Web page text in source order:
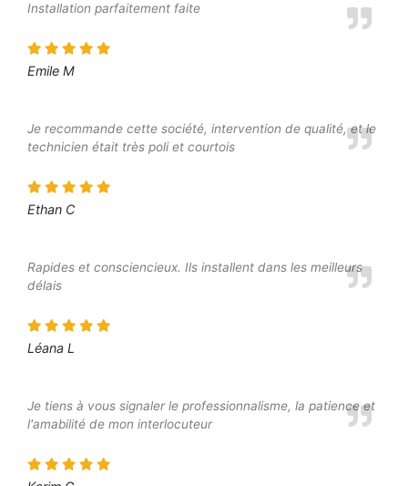
Installation parfaitement faite
Emile M
Je recommande cette société, intervention de qualité, et le
technicien était très poli et courtois
Ethan C
Rapides et consciencieux. Ils installent dans les meilleurs
délais
Léana L
Je tiens à vous signaler le professionnalisme, la patience et
l'amabilité de mon interlocuteur